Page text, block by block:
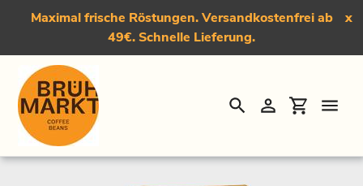
Direkt
Maximal frische Röstungen. Versandkostenfrei ab
49€. Schnelle Lieferung.
x
SuchenEinloggen
Startseite › Der Fullofspiritz, Dark Roast Kaffee